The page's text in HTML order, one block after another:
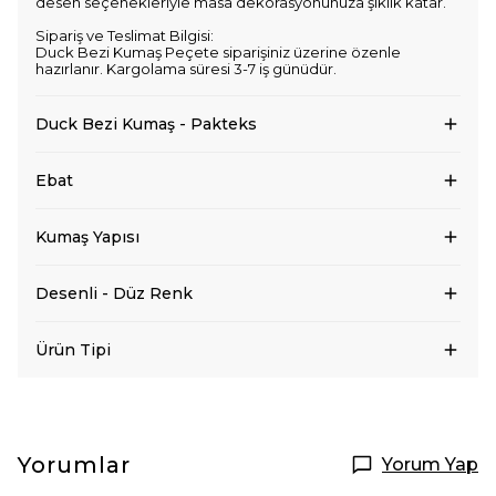
Sipariş ve Teslimat Bilgisi:
Duck Bezi Kumaş Peçete siparişiniz üzerine özenle
hazırlanır. Kargolama süresi 3-7 iş günüdür.
Duck Bezi Kumaş - Pakteks
Ebat
Kumaş Yapısı
Desenli - Düz Renk
Ürün Tipi
Yorumlar Yorum Yap